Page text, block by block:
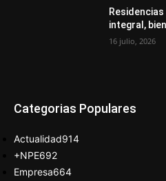
integral,
16 julio, 2026
Categorias Populares
Actualidad914
+NPE692
Empresa664